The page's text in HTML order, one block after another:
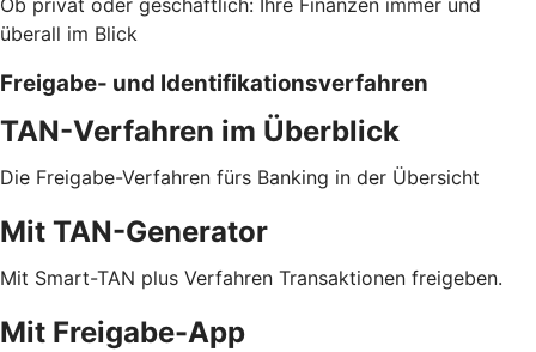
Ob privat oder geschäftlich: Ihre Finanzen immer und
überall im Blick
Freigabe- und Identifikationsverfahren
TAN-Verfahren im Überblick
Die Freigabe-Verfahren fürs Banking in der Übersicht
Mit TAN-Generator
Mit Smart-TAN plus Verfahren Transaktionen freigeben.
Mit Freigabe-App